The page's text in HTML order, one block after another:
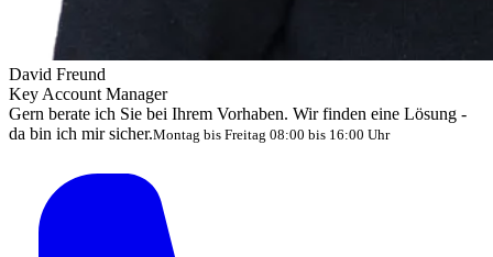
David Freund
Key Account Manager
Gern berate ich Sie bei Ihrem Vorhaben. Wir finden eine Lösung -
da bin ich mir sicher.Montag bis Freitag 08:00 bis 16:00 Uhr